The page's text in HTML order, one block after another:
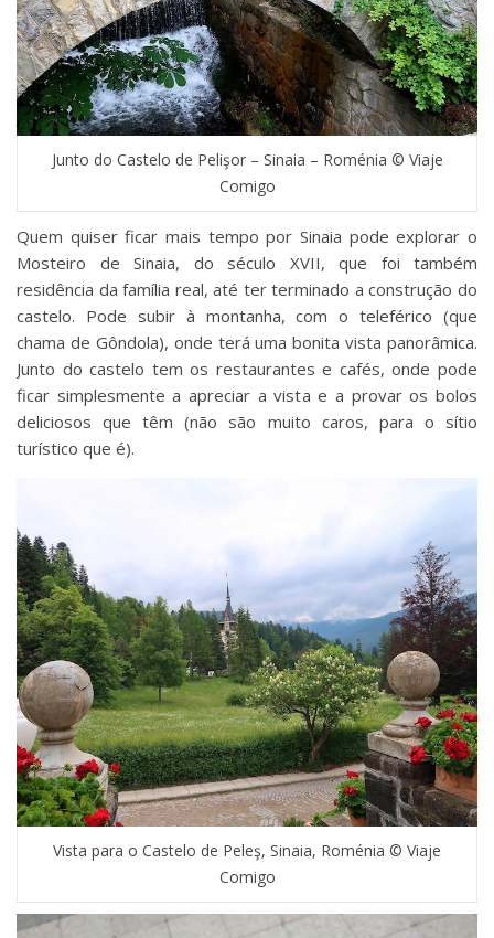
Junto do Castelo de Pelişor – Sinaia – Roménia © Viaje
Comigo
Quem quiser ficar mais tempo por Sinaia pode explorar o
Mosteiro de Sinaia, do século XVII, que foi também
residência da família real, até ter terminado a construção do
castelo. Pode subir à montanha, com o teleférico (que
chama de Gôndola), onde terá uma bonita vista panorâmica.
Junto do castelo tem os restaurantes e cafés, onde pode
ficar simplesmente a apreciar a vista e a provar os bolos
deliciosos que têm (não são muito caros, para o sítio
turístico que é).
Vista para o Castelo de Peleş, Sinaia, Roménia © Viaje
Comigo